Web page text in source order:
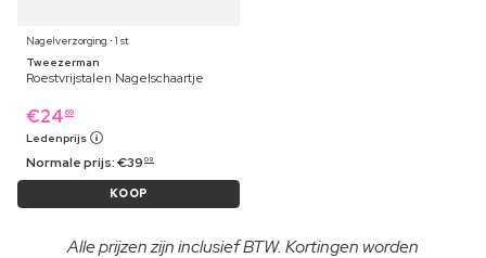
Nagelverzorging ⋅ 1 st
Tweezerman
Roestvrijstalen Nagelschaartje
€24 69
Ledenprijs
Normale prijs:€39 09
KOOP
Alle prijzen zijn inclusief BTW. Kortingen worden